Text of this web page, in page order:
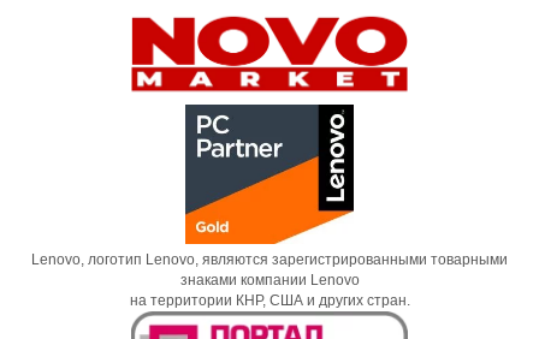
Lenovo, логотип Lenovo, являются зарегистрированными товарными
знаками компании Lenovo
на территории КНР, США и других стран.